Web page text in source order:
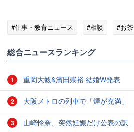
#仕事・教育ニュース #相談 #お茶
総合ニュースランキング
1 重岡大毅&濱田崇裕 結婚W発表
2 大阪メトロの列車で「煙が充満」
3 山崎怜奈、突然妊娠だけ公表の訳